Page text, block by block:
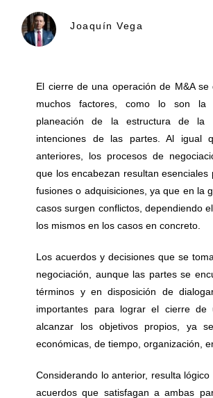
Joaquín Vega
El cierre de una operación de M&A se
muchos factores, como lo son la
planeación de la estructura de la
intenciones de las partes. Al igual
anteriores, los procesos de
que los encabezan resultan esenciales
fusiones o adquisiciones, ya que en la
casos surgen conflictos, dependiendo
los mismos en los casos en concreto.
Los acuerdos y decisiones que se
negociación, aunque las partes se
términos y en disposición de
importantes para lograr el cierre de
alcanzar los objetivos propios, ya
económicas, de tiempo, organización,
Considerando lo anterior, resulta
acuerdos que satisfagan a ambas